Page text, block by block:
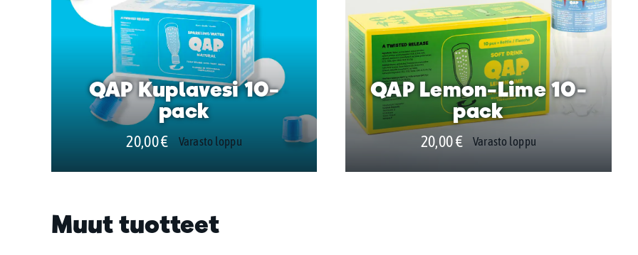
QAP Kuplavesi 10-
pack
20,00€ Varasto loppu
QAP Lemon-Lime 10-
pack
20,00€ Varasto loppu
Muut tuotteet